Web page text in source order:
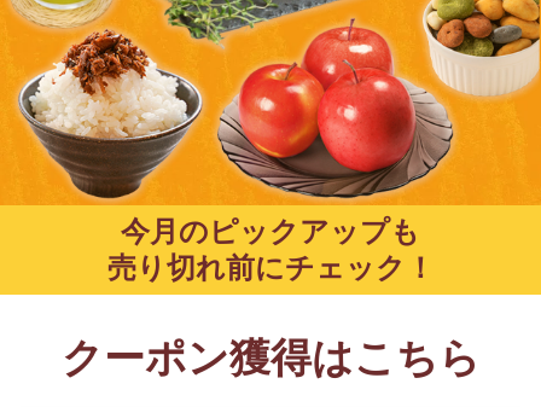
今月のピックアップも
売り切れ前にチェック！
クーポン獲得はこちら